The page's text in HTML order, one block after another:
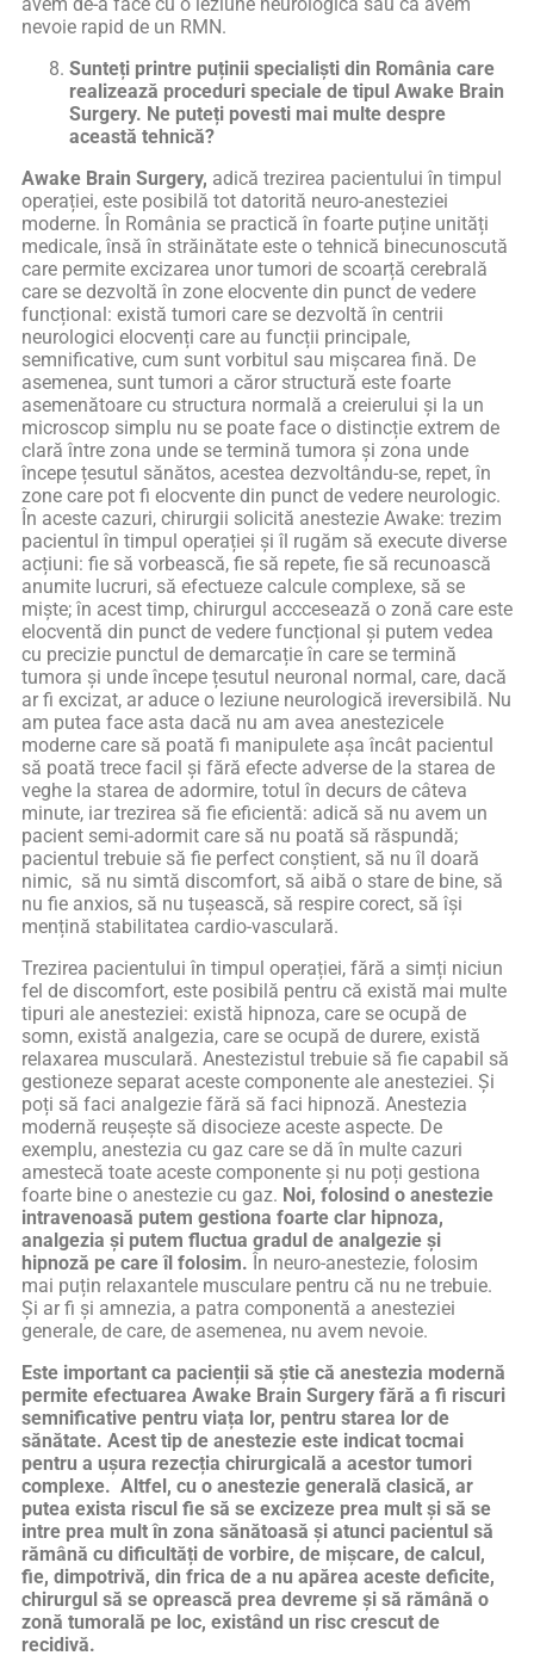
nevoie rapid de un RMN.
Sunteți printre puținii specialiști din România care
realizează proceduri speciale de tipul Awake Brain
Surgery. Ne puteți povesti mai multe despre
această tehnică?
Awake Brain Surgery, adică trezirea pacientului în timpul
operației, este posibilă tot datorită neuro-anesteziei
moderne. În România se practică în foarte puține unități
medicale, însă în străinătate este o tehnică binecunoscută
care permite excizarea unor tumori de scoarță cerebrală
care se dezvoltă în zone elocvente din punct de vedere
funcțional: există tumori care se dezvoltă în centrii
neurologici elocvenți care au funcții principale,
semnificative, cum sunt vorbitul sau mișcarea fină. De
asemenea, sunt tumori a căror structură este foarte
asemenătoare cu structura normală a creierului și la un
microscop simplu nu se poate face o distincție extrem de
clară între zona unde se termină tumora și zona unde
începe țesutul sănătos, acestea dezvoltându-se, repet, în
zone care pot fi elocvente din punct de vedere neurologic.
În aceste cazuri, chirurgii solicită anestezie Awake: trezim
pacientul în timpul operației și îl rugăm să execute diverse
acțiuni: fie să vorbească, fie să repete, fie să recunoască
anumite lucruri, să efectueze calcule complexe, să se
miște; în acest timp, chirurgul acccesează o zonă care este
elocventă din punct de vedere funcțional și putem vedea
cu precizie punctul de demarcație în care se termină
tumora și unde începe țesutul neuronal normal, care, dacă
ar fi excizat, ar aduce o leziune neurologică ireversibilă. Nu
am putea face asta dacă nu am avea anestezicele
moderne care să poată fi manipulete așa încât pacientul
să poată trece facil și fără efecte adverse de la starea de
veghe la starea de adormire, totul în decurs de câteva
minute, iar trezirea să fie eficientă: adică să nu avem un
pacient semi-adormit care să nu poată să răspundă;
pacientul trebuie să fie perfect conștient, să nu îl doară
nimic, să nu simtă discomfort, să aibă o stare de bine, să
nu fie anxios, să nu tușească, să respire corect, să își
mențină stabilitatea cardio-vasculară.
Trezirea pacientului în timpul operației, fără a simți niciun
fel de discomfort, este posibilă pentru că există mai multe
tipuri ale anesteziei: există hipnoza, care se ocupă de
somn, există analgezia, care se ocupă de durere, există
relaxarea musculară. Anestezistul trebuie să fie capabil să
gestioneze separat aceste componente ale anesteziei. Și
poți să faci analgezie fără să faci hipnoză. Anestezia
modernă reușește să disocieze aceste aspecte. De
exemplu, anestezia cu gaz care se dă în multe cazuri
amestecă toate aceste componente și nu poți gestiona
foarte bine o anestezie cu gaz. Noi, folosind o anestezie
intravenoasă putem gestiona foarte clar hipnoza,
analgezia și putem fluctua gradul de analgezie și
hipnoză pe care îl folosim. În neuro-anestezie, folosim
mai puțin relaxantele musculare pentru că nu ne trebuie.
Și ar fi și amnezia, a patra componentă a anesteziei
generale, de care, de asemenea, nu avem nevoie.
Este important ca pacienții să știe că anestezia modernă
permite efectuarea Awake Brain Surgery fără a fi riscuri
semnificative pentru viața lor, pentru starea lor de
sănătate. Acest tip de anestezie este indicat tocmai
pentru a ușura rezecția chirurgicală a acestor tumori
complexe. Altfel, cu o anestezie generală clasică, ar
putea exista riscul fie să se excizeze prea mult și să se
intre prea mult în zona sănătoasă și atunci pacientul să
rămână cu dificultăți de vorbire, de mișcare, de calcul,
fie, dimpotrivă, din frica de a nu apărea aceste deficite,
chirurgul să se oprească prea devreme și să rămână o
zonă tumorală pe loc, existând un risc crescut de
recidivă.